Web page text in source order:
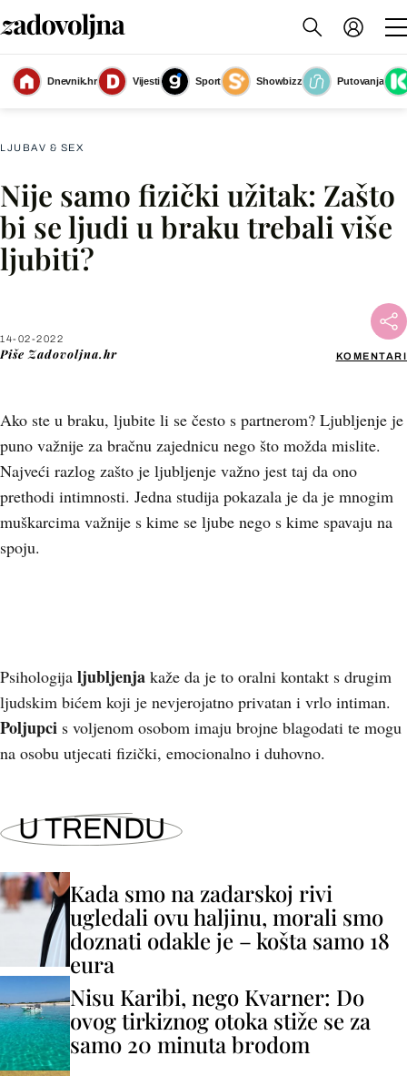
Dnevnik.hr Vijesti Sport Showbizz
Putovanja
Slika nije dostupna
LJUBAV & SEX
Nije samo fizički užitak: Zašto
bi se ljudi u braku trebali više
ljubiti?
14-02-2022
Piše Zadovoljna.hr KOMENTARI
Ako ste u braku, ljubite li se često s partnerom? Ljubljenje je
puno važnije za bračnu zajednicu nego što možda mislite.
Najveći razlog zašto je ljubljenje važno jest taj da ono
prethodi intimnosti. Jedna studija pokazala je da je mnogim
muškarcima važnije s kime se ljube nego s kime spavaju na
spoju.
Facebook
Psihologija ljubljenja kaže da je to oralni kontakt s drugim
ljudskim bićem koji je nevjerojatno privatan i vrlo intiman.
Poljupci s voljenom osobom imaju brojne blagodati te mogu
na osobu utjecati fizički, emocionalno i duhovno.
U TRENDU
Kada smo na zadarskoj rivi
ugledali ovu haljinu, morali smo
doznati odakle je – košta samo 18
eura
Nisu Karibi, nego Kvarner: Do
ovog tirkiznog otoka stiže se za
samo 20 minuta brodom